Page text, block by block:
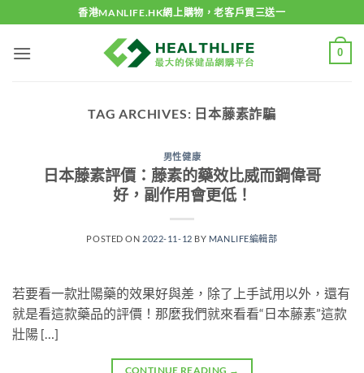
to
content
香港MANLIFE.HK網上購物，老客戶買三送一
0
TAG ARCHIVES: 日本藤素詐騙
男性健康
日本藤素評價：藤素的藥效比威而鋼偉哥
好，副作用會更低！
POSTED ON 2022-11-12 BY MANLIFE編輯部
若要看一款壯陽藥的效果好與差，除了上手試用以外，還有
就是看這款藥品的評價！那麼我們就來看看“日本藤素”這款
壯陽 […]
CONTINUE READING →